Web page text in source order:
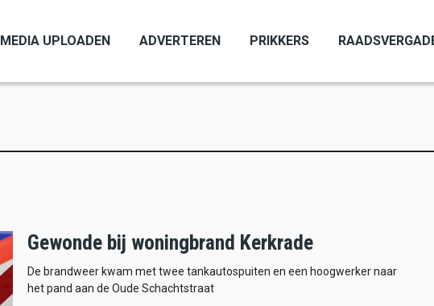
MEDIA UPLOADEN ADVERTEREN PRIKKERS
Gewonde bij woningbrand Kerkrade
De brandweer kwam met twee tankautospuiten en een hoogwerker naar
het pand aan de Oude Schachtstraat